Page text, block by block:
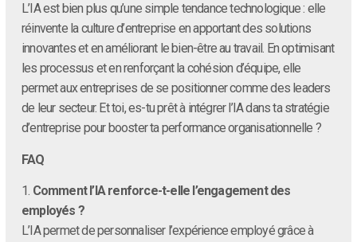
L’IA est bien plus qu’une simple tendance technologique : elle
réinvente la culture d’entreprise en apportant des solutions
innovantes et en améliorant le bien-être au travail. En optimisant
les processus et en renforçant la cohésion d’équipe, elle
permet aux entreprises de se positionner comme des leaders
de leur secteur. Et toi, es-tu prêt à intégrer l’IA dans ta stratégie
d’entreprise pour booster ta performance organisationnelle ?
FAQ
1. Comment l’IA renforce-t-elle l’engagement des
employés ?
L’IA permet de personnaliser l’expérience employé grâce à